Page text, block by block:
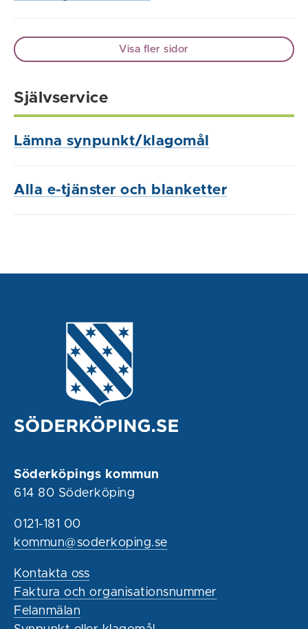
Visa fler sidor
Självservice
Lämna synpunkt/klagomål
Alla e-tjänster och blanketter
Söderköpings kommun
614 80 Söderköping
0121-181 00
kommun@soderkoping.se
Kontakta oss
Faktura och organisationsnummer
Felanmälan